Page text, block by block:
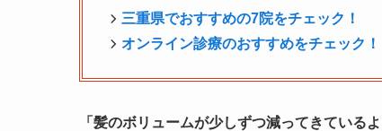
三重県でおすすめの7院をチェック！
オンライン診療のおすすめをチェック！
「髪のボリュームが少しずつ減ってきている